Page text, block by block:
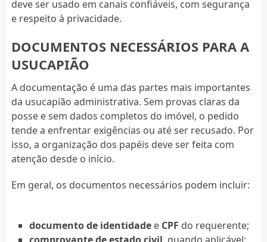
deve ser usado em canais confiáveis, com segurança
e respeito à privacidade.
DOCUMENTOS NECESSÁRIOS PARA A
USUCAPIÃO
A documentação é uma das partes mais importantes
da usucapião administrativa. Sem provas claras da
posse e sem dados completos do imóvel, o pedido
tende a enfrentar exigências ou até ser recusado. Por
isso, a organização dos papéis deve ser feita com
atenção desde o início.
Em geral, os documentos necessários podem incluir:
documento de identidadee CPF do requerente;